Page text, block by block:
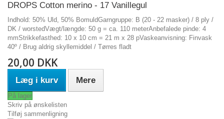
DROPS Cotton merino - 17 Vanillegul
Indhold: 50% Uld, 50% BomuldGarngruppe: B (20 - 22 masker) / 8 ply /
DK / worstedVægt/længde: 50 g = ca. 110 meterAnbefalede pinde: 4
mmStrikkefasthed: 10 x 10 cm = 21 m x 28 pVaskeanvisning: Finvask
40º / Brug aldrig skyllemiddel / Tørres fladt
20,00 DKK
Læg i kurv Mere
På lager
Skriv på ønskelisten
Tilføj sammenligning